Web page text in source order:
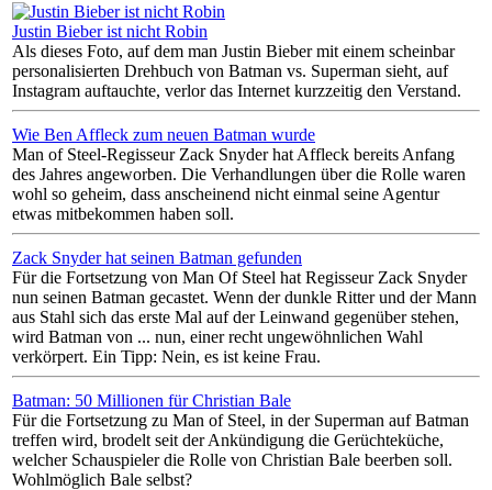
Justin Bieber ist nicht Robin
Als dieses Foto, auf dem man Justin Bieber mit einem scheinbar
personalisierten Drehbuch von Batman vs. Superman sieht, auf
Instagram auftauchte, verlor das Internet kurzzeitig den Verstand.
Wie Ben Affleck zum neuen Batman wurde
Man of Steel-Regisseur Zack Snyder hat Affleck bereits Anfang
des Jahres angeworben. Die Verhandlungen über die Rolle waren
wohl so geheim, dass anscheinend nicht einmal seine Agentur
etwas mitbekommen haben soll.
Zack Snyder hat seinen Batman gefunden
Für die Fortsetzung von Man Of Steel hat Regisseur Zack Snyder
nun seinen Batman gecastet. Wenn der dunkle Ritter und der Mann
aus Stahl sich das erste Mal auf der Leinwand gegenüber stehen,
wird Batman von ... nun, einer recht ungewöhnlichen Wahl
verkörpert. Ein Tipp: Nein, es ist keine Frau.
Batman: 50 Millionen für Christian Bale
Für die Fortsetzung zu Man of Steel, in der Superman auf Batman
treffen wird, brodelt seit der Ankündigung die Gerüchteküche,
welcher Schauspieler die Rolle von Christian Bale beerben soll.
Wohlmöglich Bale selbst?